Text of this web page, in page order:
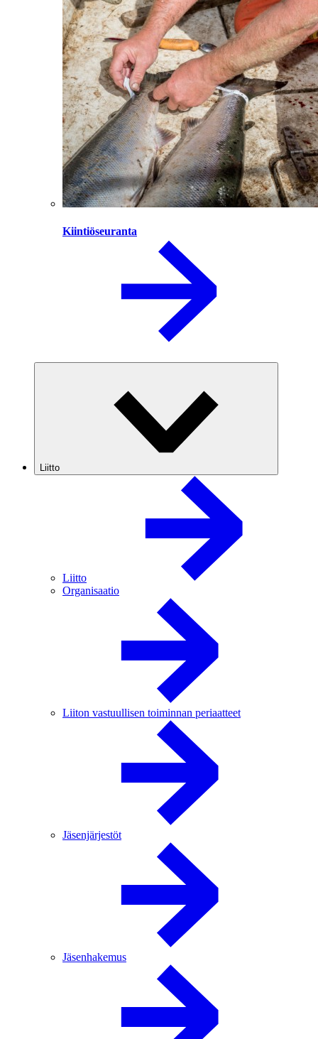
Kiintiöseuranta
Liitto
Liitto
Organisaatio
Liiton vastuullisen toiminnan periaatteet
Jäsenjärjestöt
Jäsenhakemus